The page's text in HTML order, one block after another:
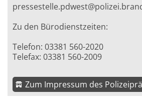
Zu den Bürodienstzeiten:
Telefon: 03381 560-2020
Telefax: 03381 560-2009
Zum Impressum des